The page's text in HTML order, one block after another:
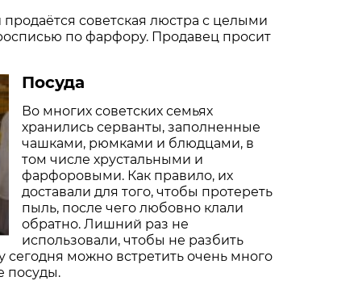
советская люстра с целыми
по фарфору. Продавец просит
Посуда
Во многих советских семьях
хранились серванты, заполненные
чашками, рюмками и блюдцами, в
том числе хрустальными и
фарфоровыми. Как правило, их
доставали для того, чтобы протереть
пыль, после чего любовно клали
обратно. Лишний раз не
использовали, чтобы не разбить
сегодня можно встретить очень много
посуды.